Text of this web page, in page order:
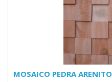
MOSAICO PEDRA ARENITO